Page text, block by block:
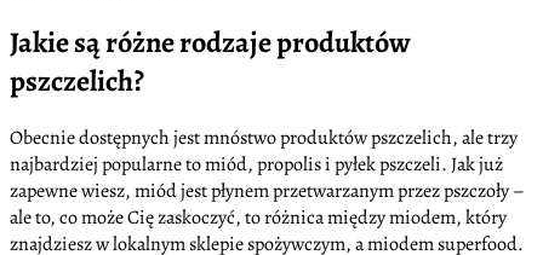
Jakie są różne rodzaje produktów
pszczelich?
Obecnie dostępnych jest mnóstwo produktów pszczelich, ale trzy
najbardziej popularne to miód, propolis i pyłek pszczeli. Jak już
zapewne wiesz, miód jest płynem przetwarzanym przez pszczoły –
ale to, co może Cię zaskoczyć, to różnica między miodem, który
znajdziesz w lokalnym sklepie spożywczym, a miodem superfood.